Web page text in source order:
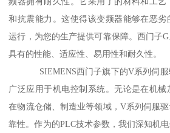
和抗震能力。这使得该变频器能够在恶
运行，为您的生产提供可靠保障。西门子
具有的性能、适应性、易用性和耐久性。
SIEMENS西门子旗下的V系列伺服
广泛应用于机电控制系统。无论是在机
在物流仓储、制造业等领域，V系列伺服
靠性。作为的PLC技术参数，我们深知机